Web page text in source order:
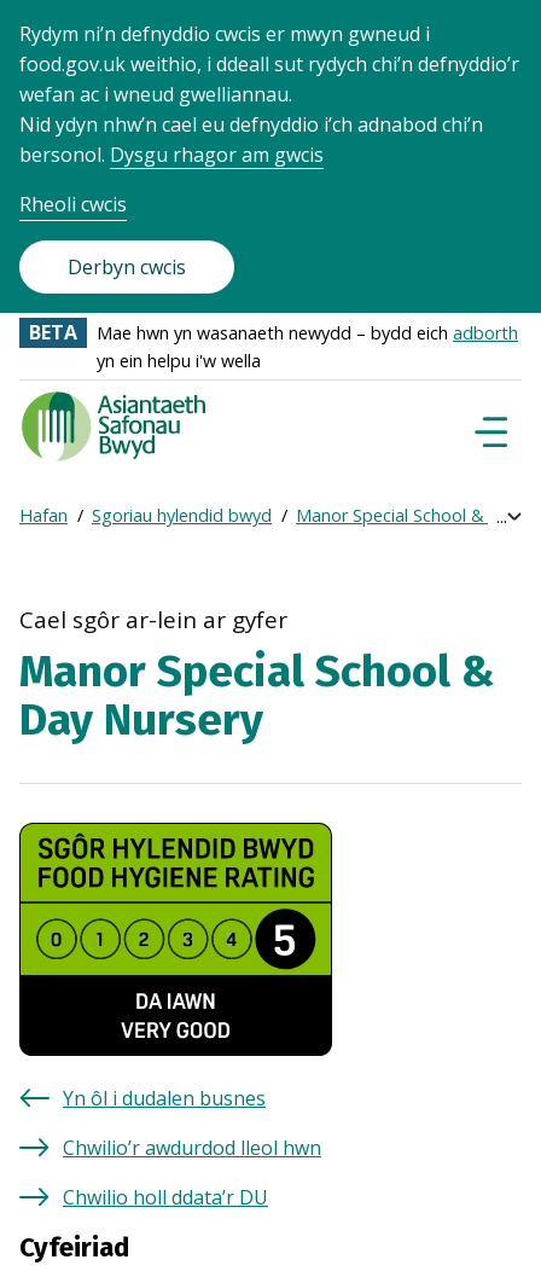
Rydym ni’n defnyddio cwcis er mwyn gwneud i
food.gov.uk weithio, i ddeall sut rydych chi’n defnyddio’r
wefan ac i wneud gwelliannau.
Nid ydyn nhw’n cael eu defnyddio i’ch adnabod chi’n
bersonol. Dysgu rhagor am gwcis
Rheoli cwcis
Derbyn cwcis
BETA Mae hwn yn wasanaeth newydd – bydd eich adborth
yn ein helpu i'w wella
Food
Standards
Agency
Frontpage
Breadcrumb
Hafan Sgoriau hylendid bwyd Manor Special School & Day
Cael sgôr ar-lein ar gyfer
Manor Special School &
Day Nursery
Yn ôl i dudalen busnes
Chwilio’r awdurdod lleol hwn
Chwilio holl ddata’r DU
Cyfeiriad